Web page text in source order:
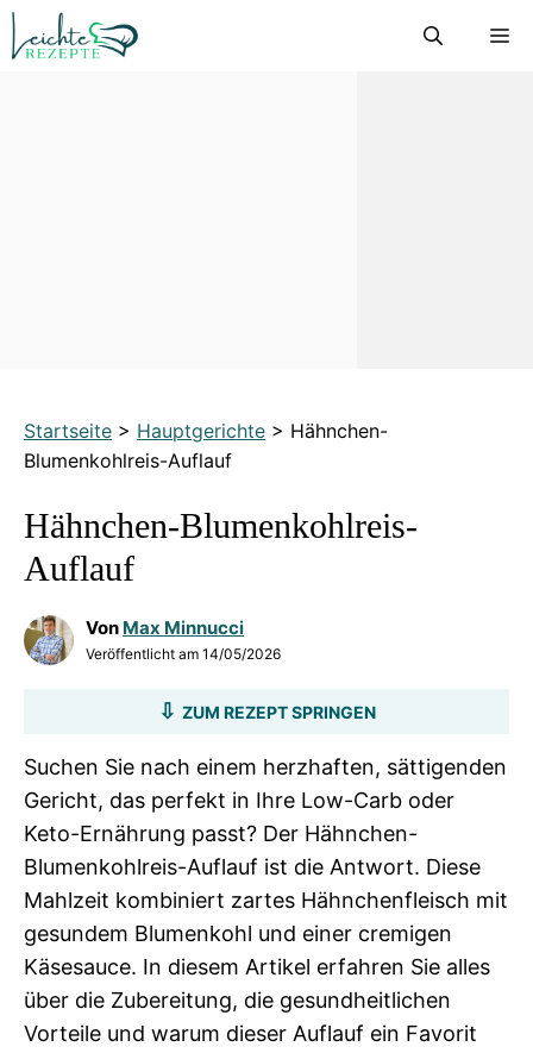
Zum
Inhalt
Startseite > Hauptgerichte > Hähnchen-
Blumenkohlreis-Auflauf
Hähnchen-Blumenkohlreis-
Auflauf
Von Max Minnucci
Veröffentlicht am 14/05/2026
ZUM REZEPT SPRINGEN
Suchen Sie nach einem herzhaften, sättigenden
Gericht, das perfekt in Ihre Low-Carb oder
Keto-Ernährung passt? Der Hähnchen-
Blumenkohlreis-Auflauf ist die Antwort. Diese
Mahlzeit kombiniert zartes Hähnchenfleisch mit
gesundem Blumenkohl und einer cremigen
Käsesauce. In diesem Artikel erfahren Sie alles
über die Zubereitung, die gesundheitlichen
Vorteile und warum dieser Auflauf ein Favorit